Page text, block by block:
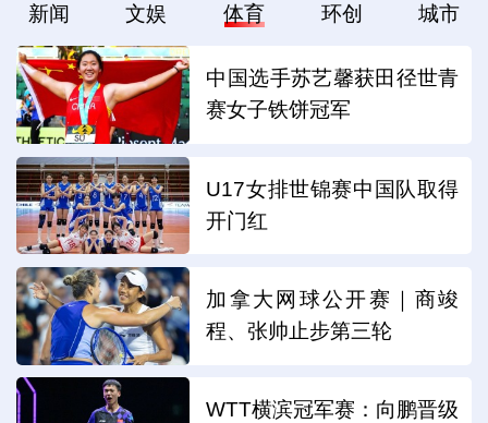
新闻 文娱 体育 环创 城市
中国选手苏艺馨获田径世青
赛女子铁饼冠军
U17女排世锦赛中国队取得
开门红
加拿大网球公开赛｜商竣
程、张帅止步第三轮
WTT横滨冠军赛：向鹏晋级